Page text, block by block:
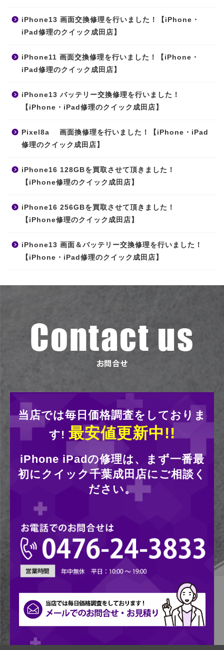
iPhone13 画面交換修理を行いました！【iPhone・
iPad修理のクイック成田店】
iPhone11 画面交換修理を行いました！【iPhone・
iPad修理のクイック成田店】
iPhone13 バッテリー交換修理を行いました！
【iPhone・iPad修理のクイック成田店】
Pixel8a 画面換修理を行いました！【iPhone・iPad
修理のクイック成田店】
iPhone16 128GBを買取させて頂きました！
【iPhone修理のクイック成田店】
iPhone16 256GBを買取させて頂きました！
【iPhone修理のクイック成田店】
iPhone13 画面＆バッテリー交換修理を行いました！
【iPhone・iPad修理のクイック成田店】
当店では毎日価格調査をしておりま
す! 最安値更新中!!
iPhone iPadの修理は、まず一番最
初にクイック千葉成田店にご相談く
ださい。